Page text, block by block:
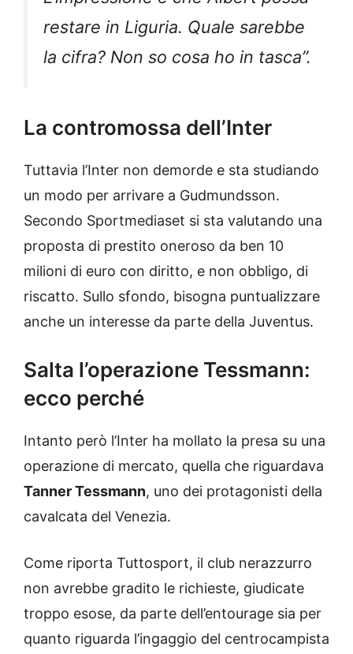
restare in Liguria. Quale sarebbe
la cifra? Non so cosa ho in tasca”.
La contromossa dell’Inter
Tuttavia l’Inter non demorde e sta studiando
un modo per arrivare a Gudmundsson.
Secondo Sportmediaset si sta valutando una
proposta di prestito oneroso da ben 10
milioni di euro con diritto, e non obbligo, di
riscatto. Sullo sfondo, bisogna puntualizzare
anche un interesse da parte della Juventus.
Salta l’operazione Tessmann:
ecco perché
Intanto però l’Inter ha mollato la presa su una
operazione di mercato, quella che riguardava
Tanner Tessmann, uno dei protagonisti della
cavalcata del Venezia.
Come riporta Tuttosport, il club nerazzurro
non avrebbe gradito le richieste, giudicate
troppo esose, da parte dell’entourage sia per
quanto riguarda l’ingaggio del centrocampista